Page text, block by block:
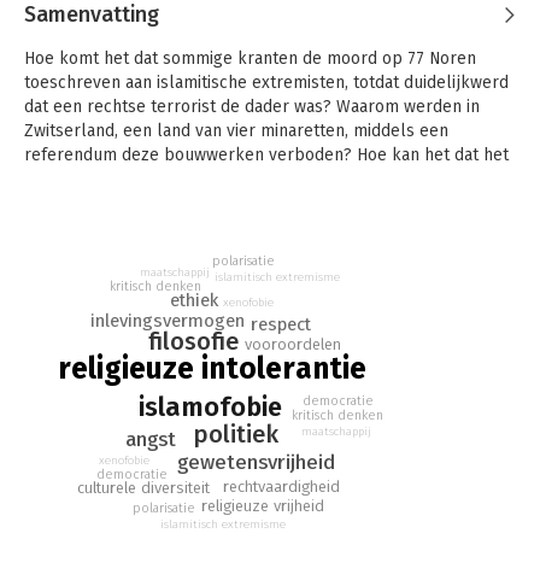
Samenvatting
Hoe komt het dat sommige kranten de moord op 77 Noren
toeschreven aan islamitische extremisten, totdat duidelijkwerd
dat een rechtse terrorist de dader was? Waarom werden in
Zwitserland, een land van vier minaretten, middels een
referendum deze bouwwerken verboden? Hoe kan het dat het
aantal voorbeelden van intolerantie ten opzichte van religieuze
minderheden - en dan met name ten opzichte van moslims. Ze
laat zien dat in al deze gevallen angst voor het andere en
onbekende een belangrijke drijfveer is. Geïnspireerd door de
filosofie, geschiedenis en literatuur formuleert zij een uitweg
uit de greep van de angst. Respect voor andermans
gewetensvrijheid is daarbij van cruciaal belang, en de
bereidheid anderen te gunnen wat we voor onszelf verlangen.
religieuze intolerantie
islamofobie
politiek
filosofie
gewetensvrijheid
angst
inlevingsvermogen
ethiek
respect
rechtvaardigheid
vooroordelen
religieuze vrijheid
culturele diversiteit
polarisatie
xenofobie
islamitisch extremisme
democratie
kritisch denken
maatschappij
polarisatie
xenofobie
islamitisch extremisme
democratie
kritisch denken
maatschappij